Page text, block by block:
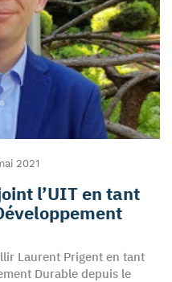
2021
l’UIT en tant
Laurent Prigent en tant
Durable depuis le